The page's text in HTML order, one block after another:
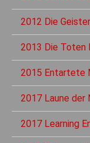
2012 Die
2013 Die Toten
2015 Entartete
2017 Laune der
2017 Learning